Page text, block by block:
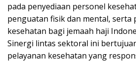
pada penyediaan personel
penguatan fisik dan mental, serta
kesehatan bagi jemaah haji
Sinergi lintas sektoral ini
pelayanan kesehatan yang